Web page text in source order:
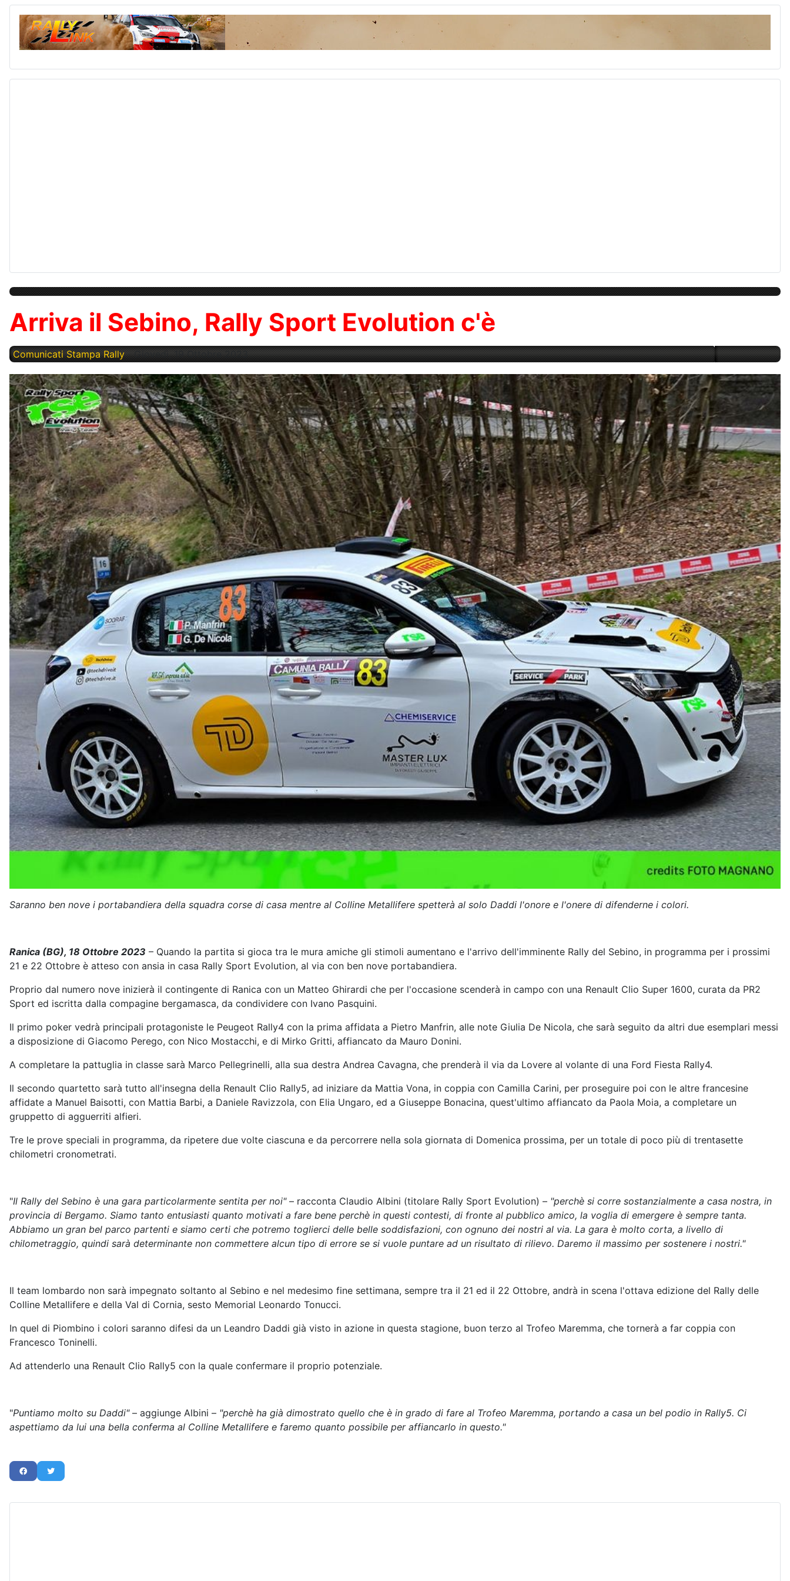
Arriva il Sebino, Rally Sport Evolution c'è
Comunicati Stampa Rally Giovedì, 19 Ottobre 2023
Saranno ben nove i portabandiera della squadra corse di casa mentre al Colline Metallifere spetterà al solo Daddi l'onore e l'onere di difenderne i colori.
Ranica (BG), 18 Ottobre 2023 – Quando la partita si gioca tra le mura amiche gli stimoli aumentano e l'arrivo dell'imminente Rally del Sebino, in programma per i prossimi
21 e 22 Ottobre è atteso con ansia in casa Rally Sport Evolution, al via con ben nove portabandiera.
Proprio dal numero nove inizierà il contingente di Ranica con un Matteo Ghirardi che per l'occasione scenderà in campo con una Renault Clio Super 1600, curata da PR2
Sport ed iscritta dalla compagine bergamasca, da condividere con Ivano Pasquini.
Il primo poker vedrà principali protagoniste le Peugeot Rally4 con la prima affidata a Pietro Manfrin, alle note Giulia De Nicola, che sarà seguito da altri due esemplari messi
a disposizione di Giacomo Perego, con Nico Mostacchi, e di Mirko Gritti, affiancato da Mauro Donini.
A completare la pattuglia in classe sarà Marco Pellegrinelli, alla sua destra Andrea Cavagna, che prenderà il via da Lovere al volante di una Ford Fiesta Rally4.
Il secondo quartetto sarà tutto all'insegna della Renault Clio Rally5, ad iniziare da Mattia Vona, in coppia con Camilla Carini, per proseguire poi con le altre francesine
affidate a Manuel Baisotti, con Mattia Barbi, a Daniele Ravizzola, con Elia Ungaro, ed a Giuseppe Bonacina, quest'ultimo affiancato da Paola Moia, a completare un
gruppetto di agguerriti alfieri.
Tre le prove speciali in programma, da ripetere due volte ciascuna e da percorrere nella sola giornata di Domenica prossima, per un totale di poco più di trentasette
chilometri cronometrati.
"Il Rally del Sebino è una gara particolarmente sentita per noi" – racconta Claudio Albini (titolare Rally Sport Evolution) – "perchè si corre sostanzialmente a casa nostra, in
provincia di Bergamo. Siamo tanto entusiasti quanto motivati a fare bene perchè in questi contesti, di fronte al pubblico amico, la voglia di emergere è sempre tanta.
Abbiamo un gran bel parco partenti e siamo certi che potremo toglierci delle belle soddisfazioni, con ognuno dei nostri al via. La gara è molto corta, a livello di
chilometraggio, quindi sarà determinante non commettere alcun tipo di errore se si vuole puntare ad un risultato di rilievo. Daremo il massimo per sostenere i nostri."
Il team lombardo non sarà impegnato soltanto al Sebino e nel medesimo fine settimana, sempre tra il 21 ed il 22 Ottobre, andrà in scena l'ottava edizione del Rally delle
Colline Metallifere e della Val di Cornia, sesto Memorial Leonardo Tonucci.
In quel di Piombino i colori saranno difesi da un Leandro Daddi già visto in azione in questa stagione, buon terzo al Trofeo Maremma, che tornerà a far coppia con
Francesco Toninelli.
Ad attenderlo una Renault Clio Rally5 con la quale confermare il proprio potenziale.
"Puntiamo molto su Daddi" – aggiunge Albini – "perchè ha già dimostrato quello che è in grado di fare al Trofeo Maremma, portando a casa un bel podio in Rally5. Ci
aspettiamo da lui una bella conferma al Colline Metallifere e faremo quanto possibile per affiancarlo in questo."